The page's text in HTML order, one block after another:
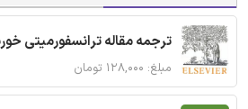
ترجمه مقاله ترانسفورمیتی
مبلغ: ۱۲۸,۰۰۰ تومان